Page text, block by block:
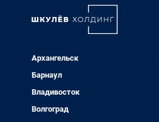
Архангельск
Барнаул
Владивосток
Волгоград